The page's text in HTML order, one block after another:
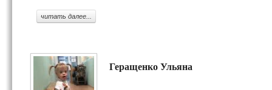
читать далее...
Геращенко Ульяна